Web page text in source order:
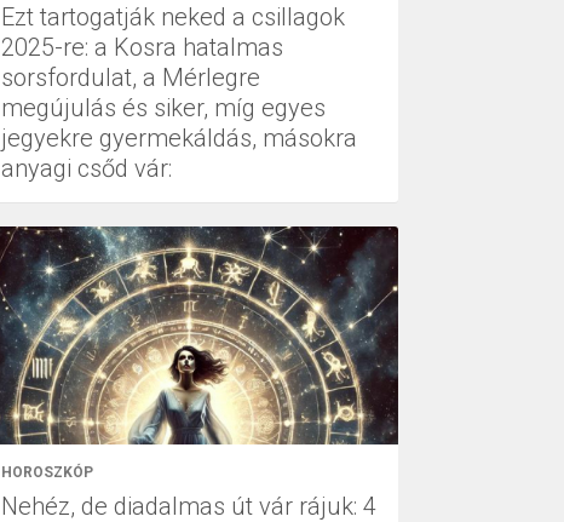
Ezt tartogatják neked a csillagok
2025-re: a Kosra hatalmas
sorsfordulat, a Mérlegre
megújulás és siker, míg egyes
jegyekre gyermekáldás, másokra
anyagi csőd vár:
HOROSZKÓP
Nehéz, de diadalmas út vár rájuk: 4